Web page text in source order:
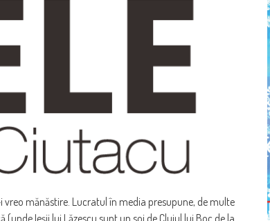
mănăstire. Lucratul în media presupune, de multe